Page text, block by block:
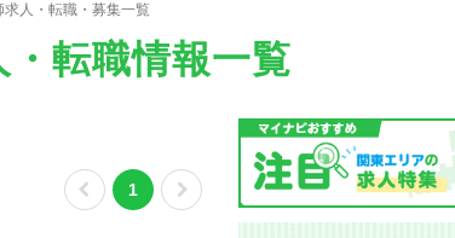
人・転職・募集一覧
転職情報一覧
1